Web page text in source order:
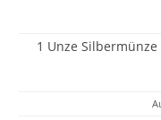
1 Unze